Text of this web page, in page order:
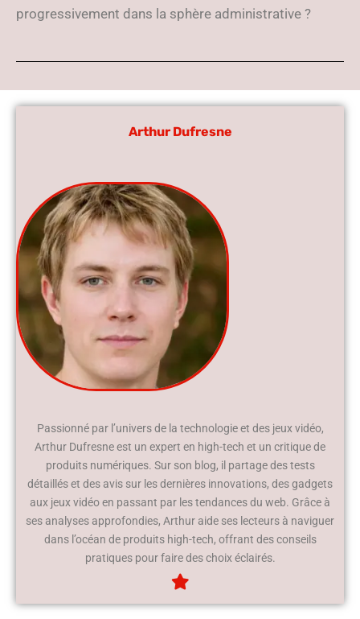
progressivement dans la sphère administrative ?
Arthur Dufresne
Passionné par l’univers de la technologie et des jeux vidéo,
Arthur Dufresne est un expert en high-tech et un critique de
produits numériques. Sur son blog, il partage des tests
détaillés et des avis sur les dernières innovations, des gadgets
aux jeux vidéo en passant par les tendances du web. Grâce à
ses analyses approfondies, Arthur aide ses lecteurs à naviguer
dans l’océan de produits high-tech, offrant des conseils
pratiques pour faire des choix éclairés.